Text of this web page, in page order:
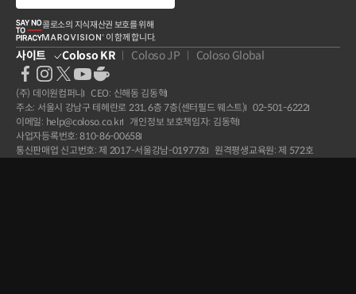
콜로소의 지식재산권 보호를 위해
이 함께 합니다.
사이트 Coloso KR Coloso JP Coloso Global
(주) 데이원컴퍼니
CEO: 신해동 김동혁
주소: 서울시 강남구 테헤란로 231, 6층 7층(센터필드 웨스트)
02-501-6222
이메일: help@coloso.co.kr
개인정보 보호책임자: 김동혁
사업자등록번호: 810-86-00658
통신판매업 신고번호: 제 2017-서울강남-01977호
원격평생교육원: 제 572호